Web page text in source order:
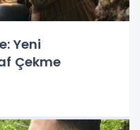
Yeni
Çekme